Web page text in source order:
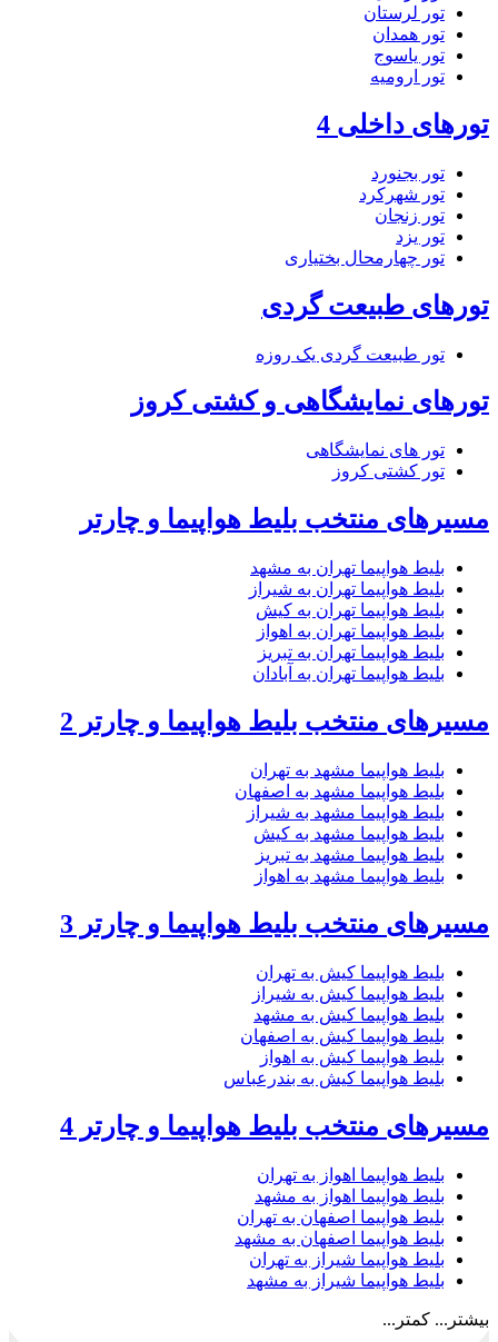
تور لرستان
تور همدان
تور یاسوج
تور ارومیه
تورهای داخلی 4
تور بجنورد
تور شهرکرد
تور زنجان
تور یزد
تور چهارمحال بختیاری
تورهای طبیعت گردی
تور طبیعت گردی یک روزه
تورهای نمایشگاهی و کشتی کروز
تور های نمایشگاهی
تور کشتی کروز
مسیرهای منتخب بلیط هواپیما و چارتر
بلیط هواپیما تهران به مشهد
بلیط هواپیما تهران به شیراز
بلیط هواپیما تهران به کیش
بلیط هواپیما تهران به اهواز
بلیط هواپیما تهران به تبریز
بلیط هواپیما تهران به آبادان
مسیرهای منتخب بلیط هواپیما و چارتر 2
بلیط هواپیما مشهد به تهران
بلیط هواپیما مشهد به اصفهان
بلیط هواپیما مشهد به شیراز
بلیط هواپیما مشهد به کیش
بلیط هواپیما مشهد به تبریز
بلیط هواپیما مشهد به اهواز
مسیرهای منتخب بلیط هواپیما و چارتر 3
بلیط هواپیما کیش به تهران
بلیط هواپیما کیش به شیراز
بلیط هواپیما کیش به مشهد
بلیط هواپیما کیش به اصفهان
بلیط هواپیما کیش به اهواز
بلیط هواپیما کیش به بندرعباس
مسیرهای منتخب بلیط هواپیما و چارتر 4
بلیط هواپیما اهواز به تهران
بلیط هواپیما اهواز به مشهد
بلیط هواپیما اصفهان به تهران
بلیط هواپیما اصفهان به مشهد
بلیط هواپیما شیراز به تهران
بلیط هواپیما شیراز به مشهد
بیشتر... کمتر...